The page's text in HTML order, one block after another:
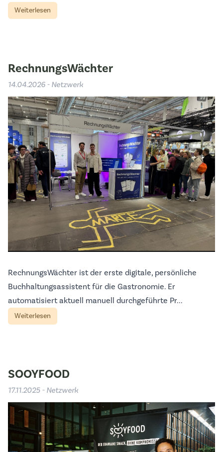
Weiterlesen
RechnungsWächter
14.04.2026 - Netzwerk
RechnungsWächter ist der erste digitale, persönliche
Buchhaltungsassistent für die Gastronomie. Er
automatisiert aktuell manuell durchgeführte Pr...
Weiterlesen
SOOYFOOD
17.11.2025 - Netzwerk